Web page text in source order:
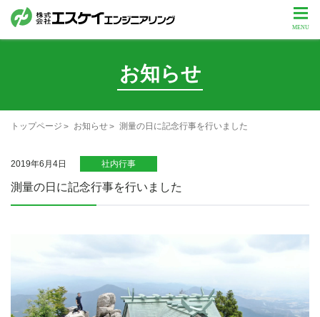
お知らせ
トップページ お知らせ 測量の日に記念行事を行いました
2019年6月4日 社内行事
測量の日に記念行事を行いました